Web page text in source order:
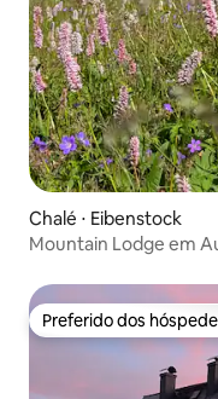
Chalé ⋅ Eibenstock
Mountain Lodge em
Preferido dos
Preferido dos